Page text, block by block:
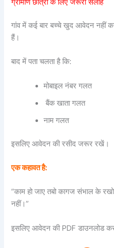
ग्रामीण छात्रों के लिए जरूरी सलाह
गांव में कई बार बच्चे खुद आवेदन नहीं
हैं।
बाद में पता चलता है कि:
मोबाइल नंबर गलत
बैंक खाता गलत
नाम गलत
इसलिए आवेदन की रसीद जरूर रखें।
एक कहावत है:
“काम हो जाए तबो कागज संभाल के
नहीं।”
इसलिए आवेदन की PDF डाउनलोड